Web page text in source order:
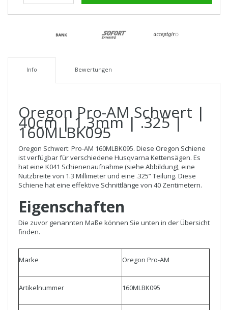
Info Bewertungen
Oregon Pro-AM Schwert |
40cm | 1.3mm | .325 |
160MLBK095
Oregon Schwert: Pro-AM 160MLBK095. Diese Oregon Schiene
ist verfügbar für verschiedene Husqvarna Kettensägen. Es
hat eine K041 Schienenaufnahme (siehe Abbildung), eine
Nutzbreite von 1.3 Millimeter und eine .325” Teilung. Diese
Schiene hat eine effektive Schnittlänge von 40 Zentimetern.
Eigenschaften
Die zuvor genannten Maße können Sie unten in der Übersicht
finden.
Marke Oregon Pro-AM
Artikelnummer 160MLBK095